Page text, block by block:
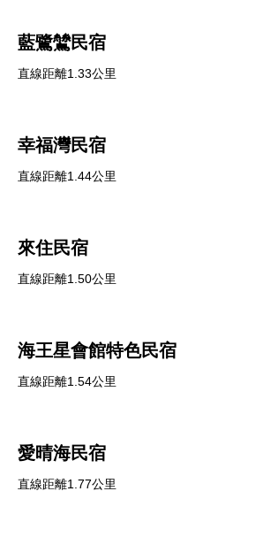
藍鷺鷥民宿
直線距離1.33公里
幸福灣民宿
直線距離1.44公里
來住民宿
直線距離1.50公里
海王星會館特色民宿
直線距離1.54公里
愛晴海民宿
直線距離1.77公里